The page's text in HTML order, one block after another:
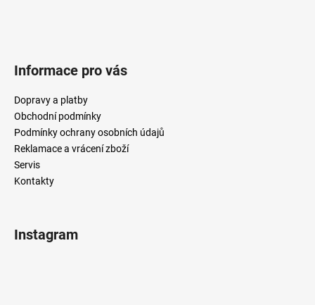
Informace pro vás
Dopravy a platby
Obchodní podmínky
Podmínky ochrany osobních údajů
Reklamace a vrácení zboží
Servis
Kontakty
Instagram